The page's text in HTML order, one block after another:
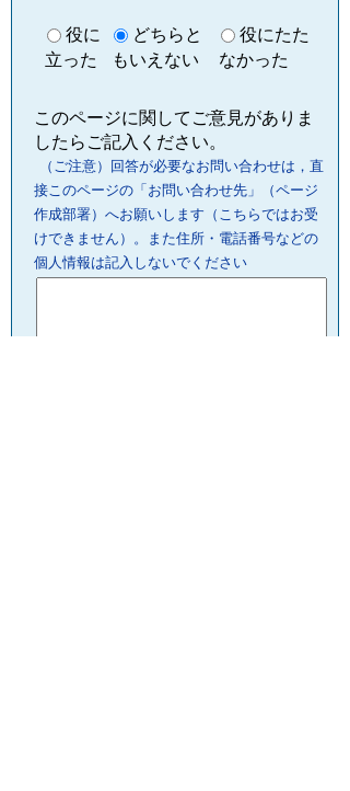
役に
立った
どちらと
もいえない
役にたた
なかった
このページに関してご意見がありま
したらご記入ください。
（ご注意）回答が必要なお問い合わせは，直
接このページの「お問い合わせ先」（ページ
作成部署）へお願いします（こちらではお受
けできません）。また住所・電話番号などの
個人情報は記入しないでください